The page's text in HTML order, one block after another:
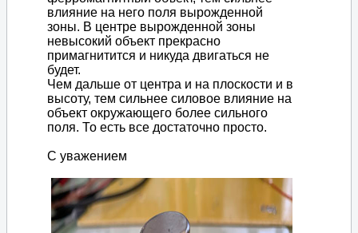
влияние на него поля вырожденной
зоны. В центре вырожденной зоны
невысокий объект прекрасно
примагнитится и никуда двигаться не
будет.
Чем дальше от центра и на плоскости и в
высоту, тем сильнее силовое влияние на
объект окружающего более сильного
поля. То есть все достаточно просто.
С уважением